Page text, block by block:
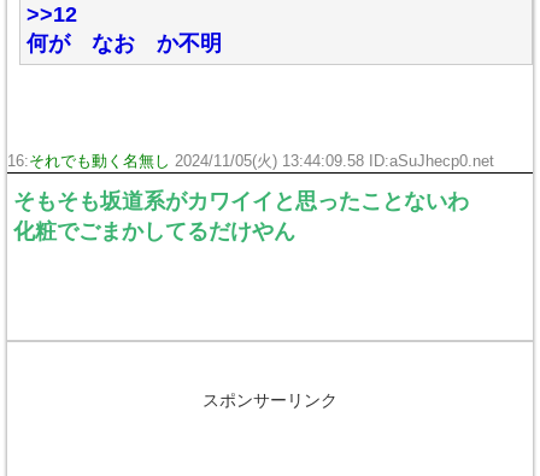
>>12
何が なお か不明
16:それでも動く名無し 2024/11/05(火) 13:44:09.58 ID:aSuJhecp0.net
そもそも坂道系がカワイイと思ったことないわ
化粧でごまかしてるだけやん
スポンサーリンク